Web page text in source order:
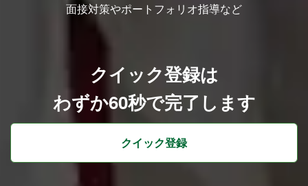
面接対策やポートフォリオ指導など
クイック登録は
わずか60秒で完了します
クイック登録